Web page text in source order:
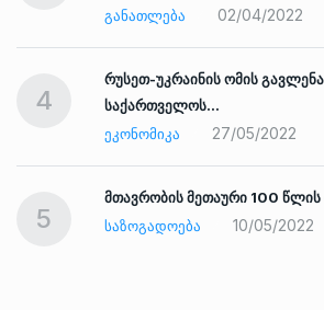
ᲒᲐᲜᲐᲗᲚᲔᲑᲐ
02/04/2022
4
რუსეთ-უკრაინის ომის
საქართველოს…
ᲔᲙᲝᲜᲝᲛᲘᲙᲐ
27/05/2022
5
მთავრობის მეთაური 100 წლის
ᲡᲐᲖᲝᲒᲐᲓᲝᲔᲑᲐ
10/05/2022